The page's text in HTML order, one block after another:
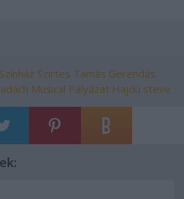
Szirtes Tamás Gerendás
Musical Pályázat Hajdú steve